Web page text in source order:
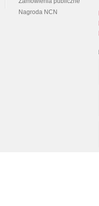
Nagroda NCN